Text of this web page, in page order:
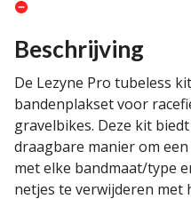
Beschrijving
De Lezyne Pro tubeless
bandenplakset voor
gravelbikes. Deze kit
draagbare manier om
met elke bandmaat/type
netjes te verwijderen met